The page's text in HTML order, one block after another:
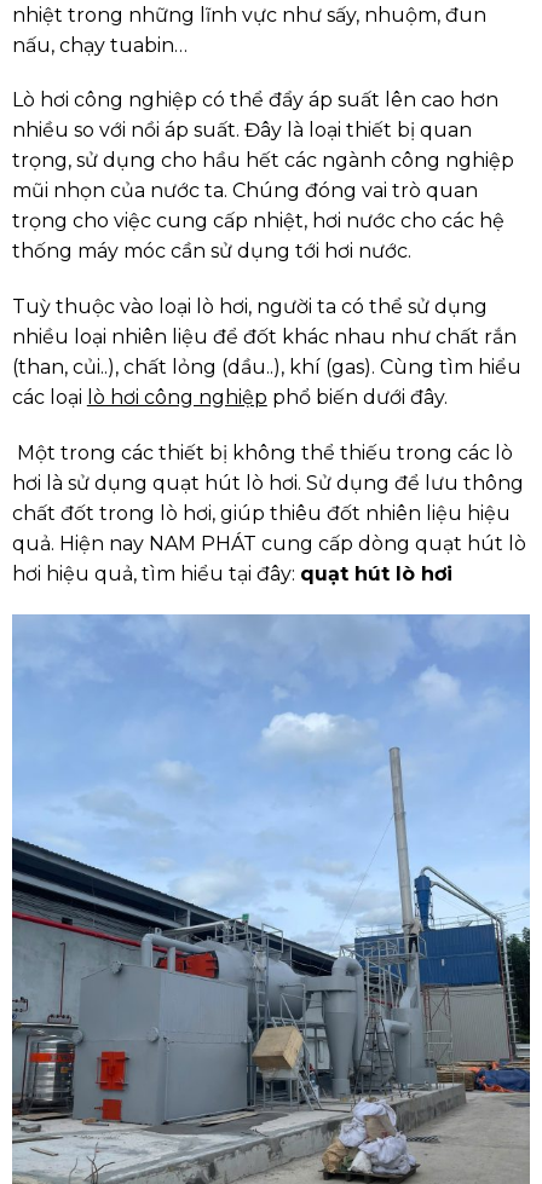
nhiệt trong những lĩnh vực như sấy, nhuộm, đun
nấu, chạy tuabin…
Lò hơi công nghiệp có thể đẩy áp suất lên cao hơn
nhiều so với nồi áp suất. Đây là loại thiết bị quan
trọng, sử dụng cho hầu hết các ngành công nghiệp
mũi nhọn của nước ta. Chúng đóng vai trò quan
trọng cho việc cung cấp nhiệt, hơi nước cho các hệ
thống máy móc cần sử dụng tới hơi nước.
Tuỳ thuộc vào loại lò hơi, người ta có thể sử dụng
nhiều loại nhiên liệu để đốt khác nhau như chất rắn
(than, củi..), chất lỏng (dầu..), khí (gas). Cùng tìm hiểu
các loại lò hơi công nghiệp phổ biến dưới đây.
Một trong các thiết bị không thể thiếu trong các lò
hơi là sử dụng quạt hút lò hơi. Sử dụng để lưu thông
chất đốt trong lò hơi, giúp thiêu đốt nhiên liệu hiệu
quả. Hiện nay NAM PHÁT cung cấp dòng quạt hút lò
hơi hiệu quả, tìm hiểu tại đây: quạt hút lò hơi